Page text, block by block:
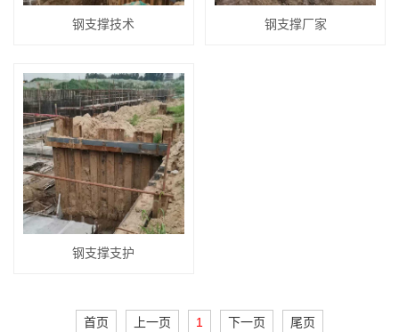
钢支撑技术 钢支撑厂家
钢支撑支护
首页 上一页 1 下一页 尾页